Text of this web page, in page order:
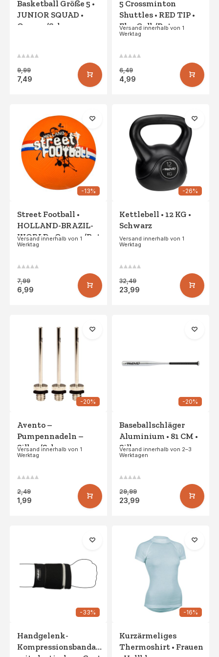
Basketball Größe 5 •
JUNIOR SQUAD •
Orange/Schwarz
9,99
7,49
5 Crossminton
Shuttles • RED TIP •
FluoGelb/Rot
Versand innerhalb von 1
Werktag
6,49
4,99
-13%
Street Football •
HOLLAND-BRAZIL-
WORLD • Orange/Rot
Versand innerhalb von 1
Werktag
7,99
6,99
-26%
Kettlebell • 12 KG •
Schwarz
Versand innerhalb von 1
Werktag
32,49
23,99
-20%
Avento –
Pumpennadeln –
Silber/Schwarz
Versand innerhalb von 1
Werktag
2,49
1,99
-20%
Baseballschläger
Aluminium • 81 CM •
Silber
Versand innerhalb von 2–3
Werktagen
29,99
23,99
-33%
Handgelenk-
Kompressionsbandage
-16%
Kurzärmeliges
Thermoshirt • Frauen